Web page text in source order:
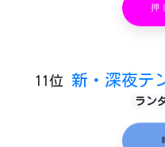
押
11位 新・深夜テ
ラン